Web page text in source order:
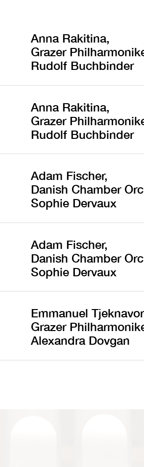
Anna Rakitina,
Grazer
Rudolf Buchbinder
Anna Rakitina,
Grazer
Rudolf Buchbinder
Adam Fischer,
Danish Chamber
Sophie Dervaux
Adam Fischer,
Danish Chamber
Sophie Dervaux
Emmanuel
Grazer
Alexandra Dovgan